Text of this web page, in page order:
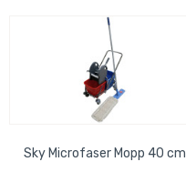
Sky Microfaser Mopp 40 cm